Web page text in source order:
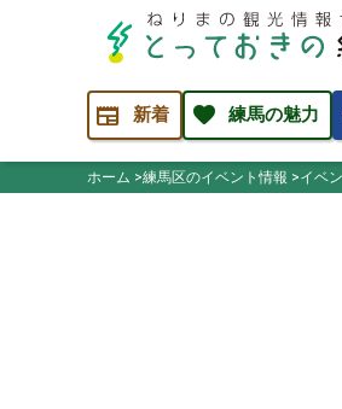
newspaper 新着 favorite 練馬の魅力
ホーム 練馬区のイベント情報 イベ